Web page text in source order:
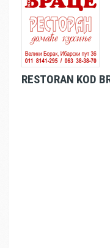
RESTORAN KOD